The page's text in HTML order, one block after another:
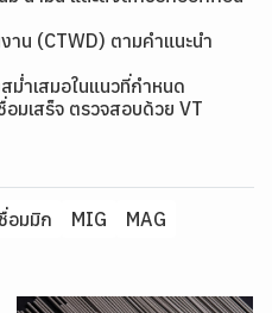
าน (CTWD) ตามคำแนะนำ
ม่ำเสมอในแนวที่กำหนด
อมเสร็จ ตรวจสอบด้วย VT
อมมิก MIG MAG